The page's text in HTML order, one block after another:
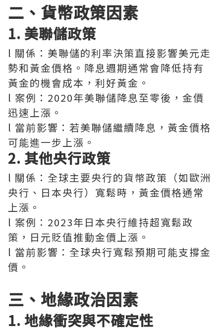
二、貨幣政策因素
1. 美聯儲政策
l 關係：美聯儲的利率決策直接影響美元走
勢和黃金價格。降息週期通常會降低持有
黃金的機會成本，利好黃金。
l 案例：2020年美聯儲降息至零後，金價
迅速上漲。
l 當前影響：若美聯儲繼續降息，黃金價格
可能進一步上漲。
2. 其他央行政策
l 關係：全球主要央行的貨幣政策（如歐洲
央行、日本央行）寬鬆時，黃金價格通常
上漲。
l 案例：2023年日本央行維持超寬鬆政
策，日元貶值推動金價上漲。
l 當前影響：全球央行寬鬆預期可能支撐金
價。
三、地緣政治因素
1. 地緣衝突與不確定性